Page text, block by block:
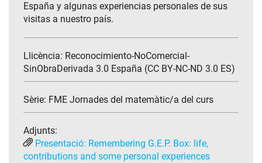
España y algunas experiencias personales de sus
visitas a nuestro país.
Llicència: Reconocimiento-NoComercial-
SinObraDerivada 3.0 España (CC BY-NC-ND 3.0 ES)
Sèrie: FME Jornades del matemàtic/a del curs
Adjunts:
Presentació: Remembering G.E.P. Box: life,
contributions and some personal experiences